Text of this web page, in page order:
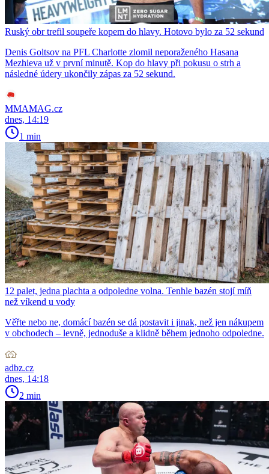
Ruský obr trefil soupeře kopem do hlavy. Hotovo bylo za 52 sekund
Denis Goltsov na PFL Charlotte zlomil neporaženého Hasana
Mezhieva už v první minutě. Kop do hlavy při pokusu o strh a
následné údery ukončily zápas za 52 sekund.
MMAMAG.cz
dnes, 14:19
1 min
12 palet, jedna plachta a odpoledne volna. Tenhle bazén stojí míň
než víkend u vody
Věřte nebo ne, domácí bazén se dá postavit i jinak, než jen nákupem
v obchodech – levně, jednoduše a klidně během jednoho odpoledne.
adbz.cz
dnes, 14:18
2 min